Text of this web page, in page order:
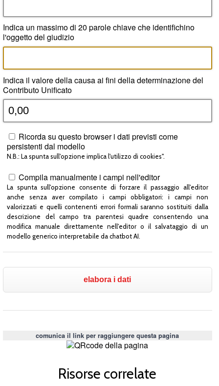
Indica un massimo di 20 parole chiave che identifichino
l'oggetto del giudizio
Indica il valore della causa ai fini della determinazione del
Contributo Unificato
Ricorda su questo browser i dati previsti come
persistenti dal modello
N.B.: La spunta sull'opzione implica l'utilizzo di cookies".
Compila manualmente i campi nell'editor
La spunta sull'opzione consente di forzare il passaggio all'editor
anche senza aver compilato i campi obbligatori: i campi non
valorizzati e quelli contenenti errori formali saranno sostituiti dalla
descrizione del campo tra parentesi quadre consentendo una
modifica manuale direttamente nell'editor o il salvataggio di un
modello generico interpretabile da chatbot AI.
comunica il link per raggiungere questa pagina
Risorse correlate